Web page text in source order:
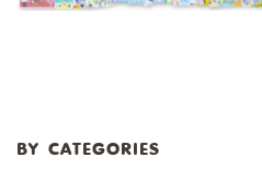
BY CATEGORIES